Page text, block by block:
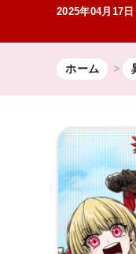
2025年04月17日
ホーム